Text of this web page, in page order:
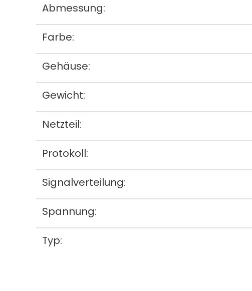
Abmessung:
Farbe:
Gehäuse:
Gewicht:
Netzteil:
Protokoll:
Signalverteilung:
Spannung:
Typ: